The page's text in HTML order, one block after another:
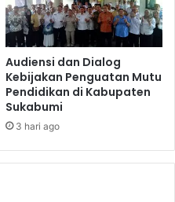
Audiensi dan Dialog
Kebijakan Penguatan Mutu
Pendidikan di Kabupaten
Sukabumi
3 hari ago